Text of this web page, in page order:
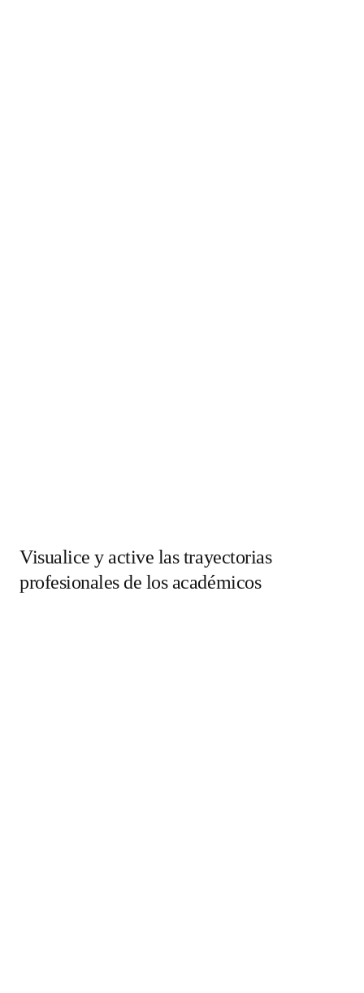
Visualice y active las trayectorias